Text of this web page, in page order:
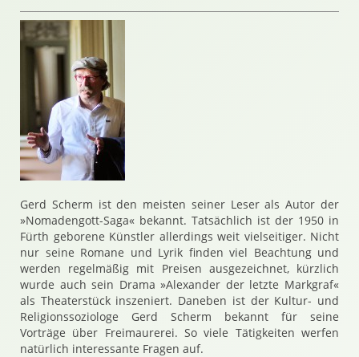
Gerd Scherm ist den meisten seiner Leser als Autor der
»Nomadengott-Saga« bekannt. Tatsächlich ist der 1950 in
Fürth geborene Künstler allerdings weit vielseitiger. Nicht
nur seine Romane und Lyrik finden viel Beachtung und
werden regelmäßig mit Preisen ausgezeichnet, kürzlich
wurde auch sein Drama »Alexander der letzte Markgraf«
als Theaterstück inszeniert. Daneben ist der Kultur- und
Religionssoziologe Gerd Scherm bekannt für seine
Vorträge über Freimaurerei. So viele Tätigkeiten werfen
natürlich interessante Fragen auf.